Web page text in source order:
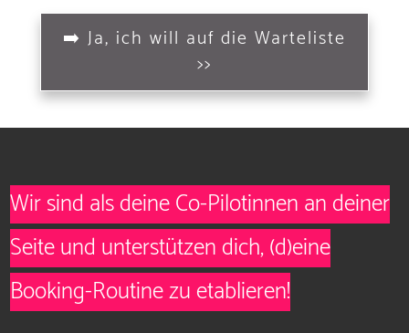
➡️ Ja, ich will auf die Warteliste
>>
Wir sind als deine Co-Pilotinnen an deiner
Seite und unterstützen dich, (d)eine
Booking-Routine zu etablieren!